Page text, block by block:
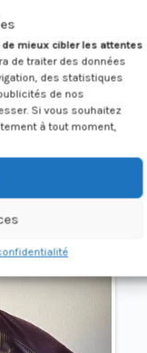
mieux cibler les attentes
de traiter des données
des statistiques
de nos
Si vous souhaitez
à tout moment,